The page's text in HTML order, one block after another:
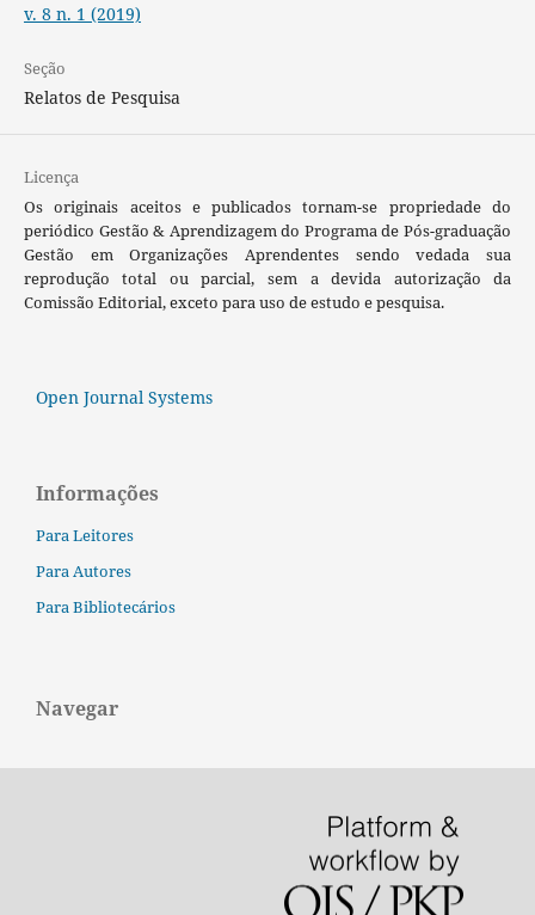
v. 8 n. 1 (2019)
Seção
Relatos de Pesquisa
Licença
Os originais aceitos e publicados tornam-se propriedade do
periódico Gestão & Aprendizagem do Programa de Pós-graduação
Gestão em Organizações Aprendentes sendo vedada sua
reprodução total ou parcial, sem a devida autorização da
Comissão Editorial, exceto para uso de estudo e pesquisa.
Open Journal Systems
Informações
Para Leitores
Para Autores
Para Bibliotecários
Navegar